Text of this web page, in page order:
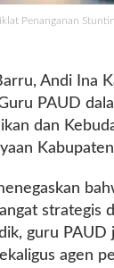
Penanganan
Andi Ina
PAUD
dan
strategis
guru
agen